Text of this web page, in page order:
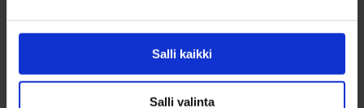
Salli kaikki
Salli valinta